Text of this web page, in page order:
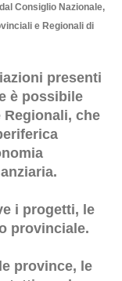
Consiglio Nazionale,
e Regionali di
presenti
è possibile
che
i progetti, le
provinciale.
province, le